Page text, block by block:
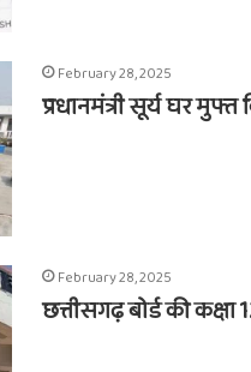
February 28, 2025
प्रधानमंत्री सूर्य घर
February 28, 2025
छत्तीसगढ़ बोर्ड की